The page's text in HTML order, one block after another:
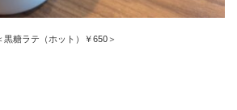
黒糖ラテ（ホット）￥650＞